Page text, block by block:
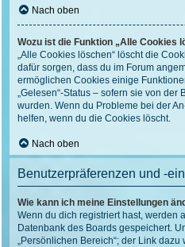
Nach oben
Wozu ist die Funktion „Alle Cookies
„Alle Cookies löschen“ löscht die
dafür sorgen, dass du im Forum
ermöglichen Cookies einige
„Gelesen“-Status – sofern sie von der
wurden. Wenn du Probleme bei der
helfen, wenn du die Cookies löscht.
Nach oben
Benutzerpräferenzen und -
Wie kann ich meine Einstellungen
Wenn du dich registriert hast, werden
Datenbank des Boards gespeichert.
„Persönlichen Bereich“; der Link